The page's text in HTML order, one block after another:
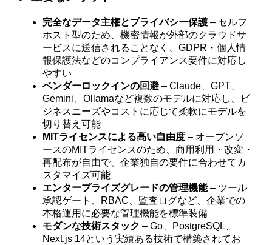
完全なデータ主権とプライバシー保護 – セルフ
ホスト型のため、機密情報が外部のクラウドサ
ービスに送信されることなく、GDPR・個人情
報保護法などのコンプライアンス要件に対応し
やすい
ベンダーロックインの回避 – Claude、GPT、
Gemini、Ollamaなど複数のモデルに対応し、ビ
ジネスニーズやコストに応じて柔軟にモデルを
切り替え可能
MITライセンスによる高い自由度 – オープンソ
ースのMITライセンスのため、商用利用・改変・
再配布が自由で、企業独自の要件に合わせてカ
スタマイズ可能
エンタープライズグレードの管理機能– ツール
承認ゲート、RBAC、監査ログなど、企業での
本格運用に必要な管理機能を標準装備
モダンな技術スタック – Go、PostgreSQL、
Next.js 14という実績ある技術で構築されてお